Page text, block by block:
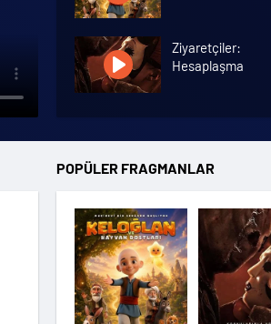
Ziyaretçiler:
Hesaplaşma
Zaman Yolcusu 4
Hayvan Çiftliği
POPÜLER FRAGMANLAR